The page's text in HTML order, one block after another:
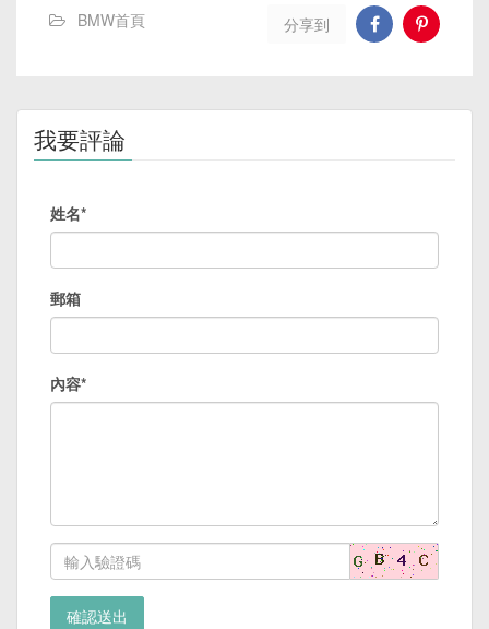
BMW首頁 分享到
我要評論
姓名*
郵箱
內容*
確認送出